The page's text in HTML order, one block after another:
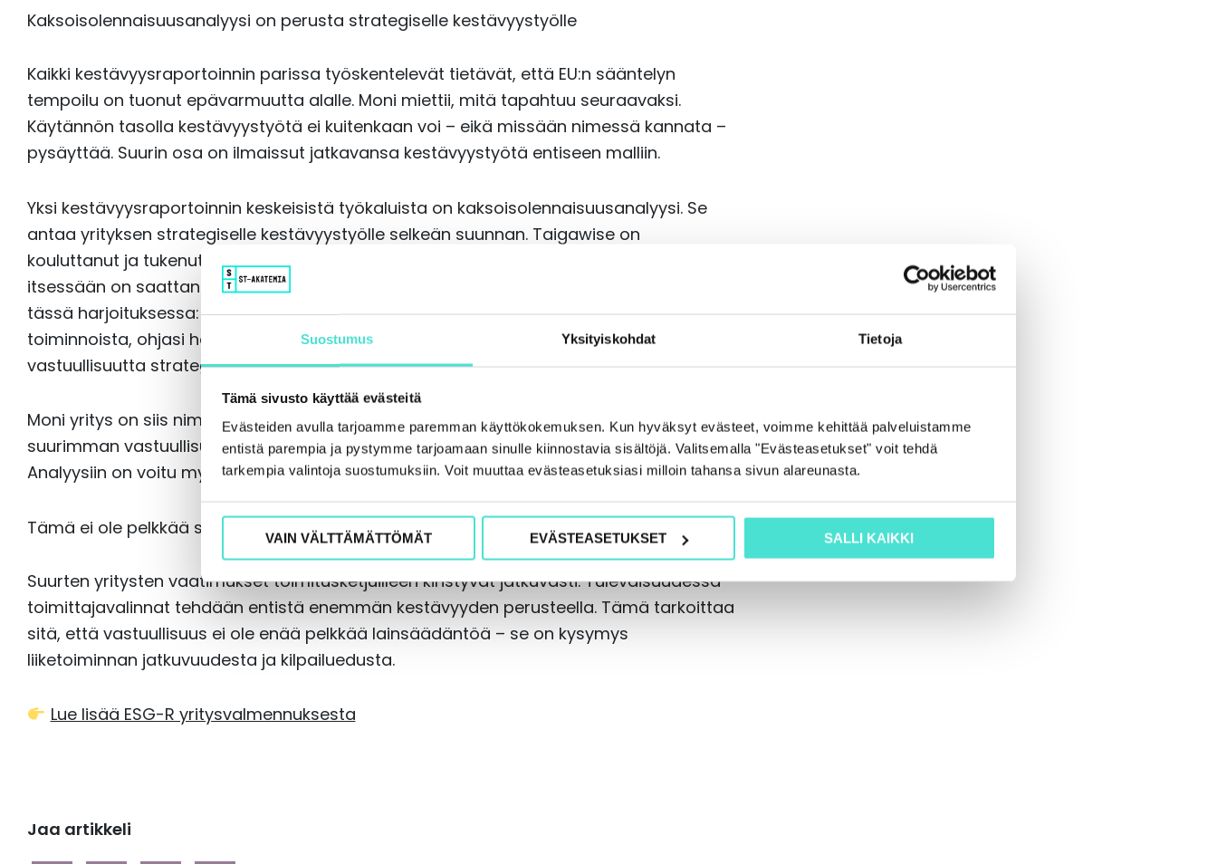
Suostumus Yksityiskohdat Tietoja
Tämä sivusto käyttää evästeitä
Evästeiden avulla tarjoamme paremman käyttökokemuksen. Kun hyväksyt evästeet, voimme kehittää palveluistamme
entistä parempia ja pystymme tarjoamaan sinulle kiinnostavia sisältöjä. Valitsemalla "Evästeasetukset" voit tehdä
tarkempia valintoja suostumuksiin. Voit muuttaa evästeasetuksiasi milloin tahansa sivun alareunasta.
VAIN VÄLTTÄMÄTTÖMÄT EVÄSTEASETUKSET SALLI KAIKKI
Kaksoisolennaisuusanalyysi on perusta strategiselle kestävyystyölle
Kaikki kestävyysraportoinnin parissa työskentelevät tietävät, että EU:n sääntelyn
tempoilu on tuonut epävarmuutta alalle. Moni miettii, mitä tapahtuu seuraavaksi.
Käytännön tasolla kestävyystyötä ei kuitenkaan voi – eikä missään nimessä kannata –
pysäyttää. Suurin osa on ilmaissut jatkavansa kestävyystyötä entiseen malliin.
Yksi kestävyysraportoinnin keskeisistä työkaluista on kaksoisolennaisuusanalyysi. Se
antaa yrityksen strategiselle kestävyystyölle selkeän suunnan. Taigawise on
kouluttanut ja tukenut monia kaksoisolennaisuusanalyysin pariin. Vaikka analyysi
itsessään on saattanut olla raskas työ, näkee Taigawisen Hanna lukuisia hyviä puolia
tässä harjoituksessa: “Se toi yhden pöydän ääreen yritysten asiantuntijat eri
toiminnoista, ohjasi heidät puhumaan samaa kieltä sekä pakotti tarkastelemaan
vastuullisuutta strategian kannalta.”
Moni yritys on siis nimenomaan kaksoisolennaisuusanalyysin avittamana tehnyt sen
suurimman vastuullisuusloikan. Siitä edespäin kestävyystyö on ollut suoraviivaisempaa.
Analyysiin on voitu myös turvautua päätöksenteossa.
Tämä ei ole pelkkää sääntelyä – tämä on kilpailukykyä
Suurten yritysten vaatimukset toimitusketjuilleen kiristyvät jatkuvasti. Tulevaisuudessa
toimittajavalinnat tehdään entistä enemmän kestävyyden perusteella. Tämä tarkoittaa
sitä, että vastuullisuus ei ole enää pelkkää lainsäädäntöä – se on kysymys
liiketoiminnan jatkuvuudesta ja kilpailuedusta.
Lue lisää ESG-R yritysvalmennuksesta
Jaa artikkeli